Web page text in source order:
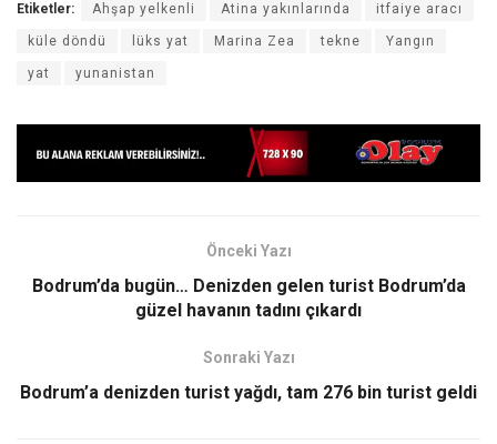
Etiketler: Ahşap yelkenli Atina yakınlarında itfaiye aracı
küle döndü lüks yat Marina Zea tekne Yangın
yat yunanistan
Önceki Yazı
Bodrum’da bugün… Denizden gelen turist Bodrum’da
güzel havanın tadını çıkardı
Sonraki Yazı
Bodrum’a denizden turist yağdı, tam 276 bin turist geldi